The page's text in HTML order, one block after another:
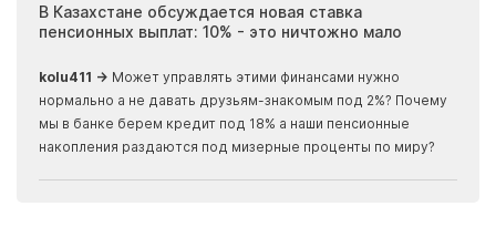
В Казахстане обсуждается новая ставка
пенсионных выплат: 10% - это ничтожно мало
kolu411 → Может управлять этими финансами нужно
нормально а не давать друзьям-знакомым под 2%? Почему
мы в банке берем кредит под 18% а наши пенсионные
накопления раздаются под мизерные проценты по миру?